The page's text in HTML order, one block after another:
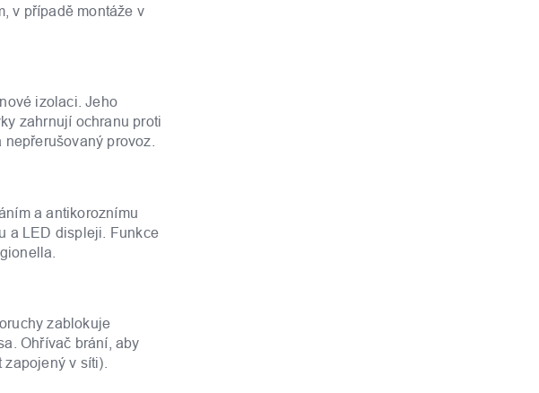
v případě montáže v
izolaci. Jeho
zahrnují ochranu proti
provoz.
a antikoroznímu
a LED displeji. Funkce
zablokuje
Ohřívač brání, aby
v síti).